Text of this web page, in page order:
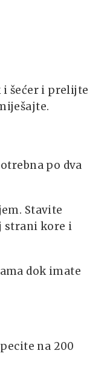
i šećer i prelijte
po dva
Stavite
strani kore i
dok imate
na 200